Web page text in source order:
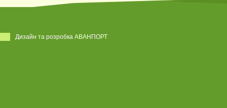
Дизайн та розробка АВАНПОРТ